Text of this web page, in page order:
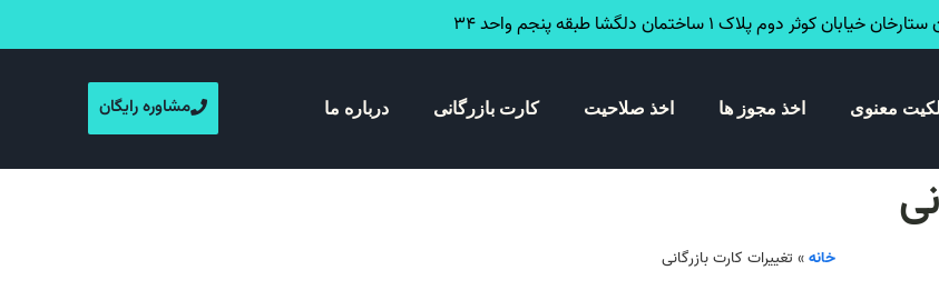
کوثر دوم پلاک ۱ ساختمان دلگشا طبقه پنجم واحد ۳۴
معنوی اخذ مجوز ها اخذ صلاحیت کارت بازرگانی درباره ما مشاوره رایگان
خانه» تغییرات کارت بازرگانی